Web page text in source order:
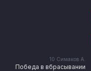
10 Симаков А.
Победа в вбрасывании